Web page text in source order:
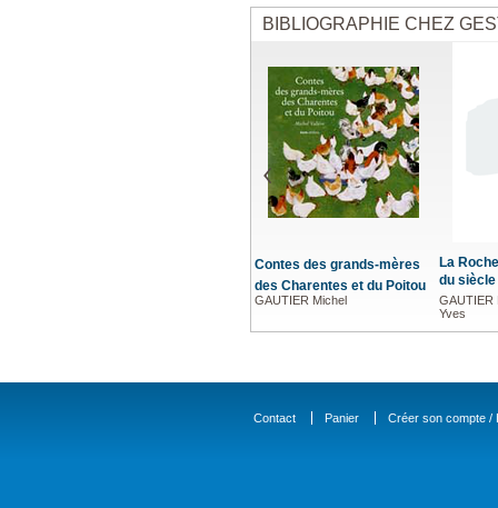
BIBLIOGRAPHIE CHEZ
Contes des grands-mères
des Charentes et du Poitou
GAUTIER Michel
La
du siècle
GAUTIER
Yves
Contact Panier Créer son compte /